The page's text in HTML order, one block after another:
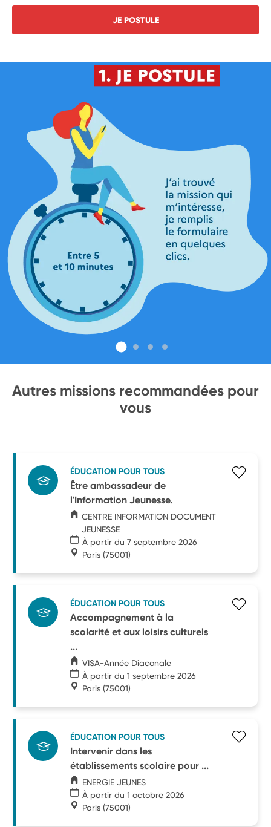
JE POSTULE
Autres missions recommandées pour
vous
ÉDUCATION POUR TOUS
Être ambassadeur de
l'Information Jeunesse.
CENTRE INFORMATION DOCUMENT
JEUNESSE
À partir du 7 septembre 2026
Paris (75001)
ÉDUCATION POUR TOUS
Accompagnement à la
scolarité et aux loisirs culturels
...
VISA-Année Diaconale
À partir du 1 septembre 2026
Paris (75001)
ÉDUCATION POUR TOUS
Intervenir dans les
établissements scolaire pour ...
ENERGIE JEUNES
À partir du 1 octobre 2026
Paris (75001)